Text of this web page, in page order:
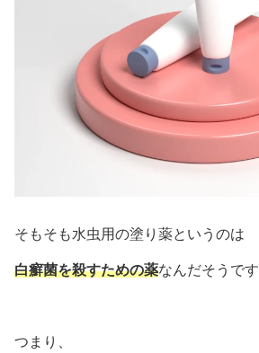
そもそも水虫用の塗り薬というのは
白癬菌を殺すための薬なんだそうです
つまり、